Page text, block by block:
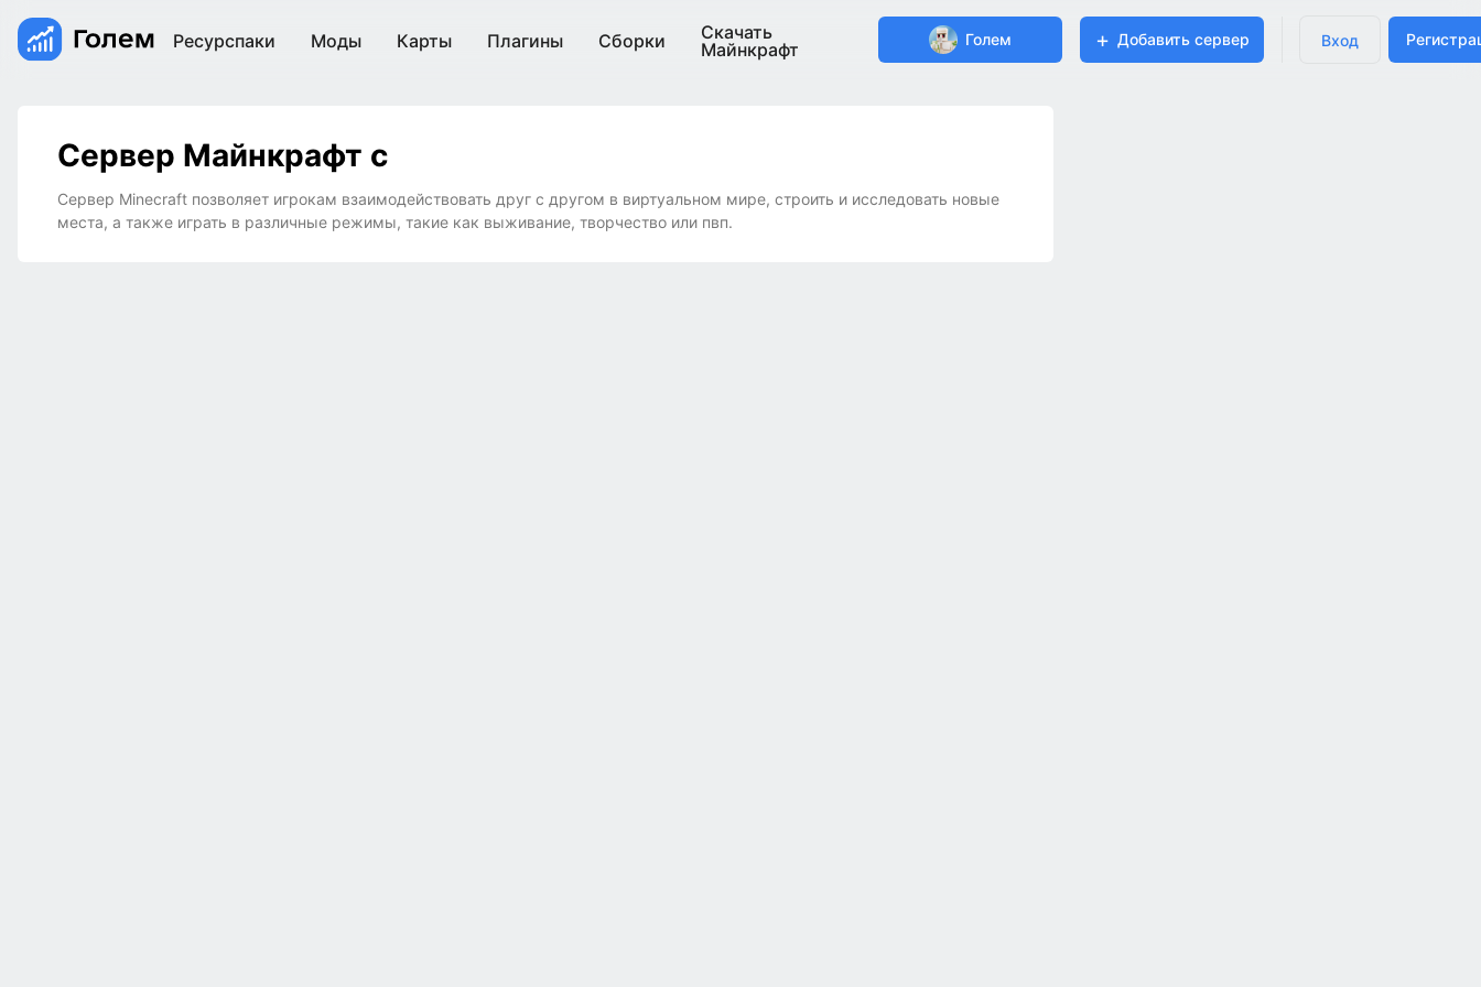
Ресурспаки Моды Карты Плагины Сборки
Скачать
Майнкрафт
Голем Добавить сервер Вход
Сервер Майнкрафт с
Сервер Minecraft позволяет игрокам взаимодействовать друг с другом в виртуальном мире, строить и исследовать новые
места, а также играть в различные режимы, такие как выживание, творчество или пвп.